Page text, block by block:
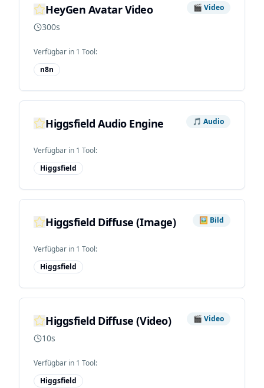
HeyGen Avatar Video 🎬 Video
300s
Verfügbar in 1 Tool:
n8n
Higgsfield Audio Engine 🎵 Audio
Verfügbar in 1 Tool:
Higgsfield
Higgsfield Diffuse (Image) 🖼️ Bild
Verfügbar in 1 Tool:
Higgsfield
Higgsfield Diffuse (Video) 🎬 Video
10s
Verfügbar in 1 Tool:
Higgsfield